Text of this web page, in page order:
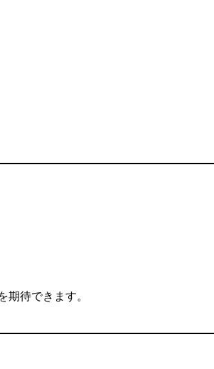
期待できます。